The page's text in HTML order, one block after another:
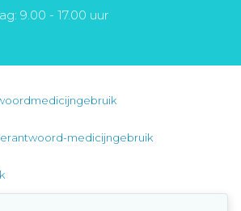
9.00 - 17.00 uur
medicijngebruik